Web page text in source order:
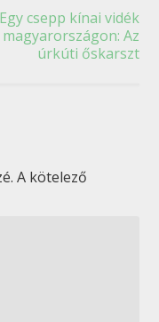
Egy csepp kínai vidék
magyarországon: Az
úrkúti őskarszt
A kötelező